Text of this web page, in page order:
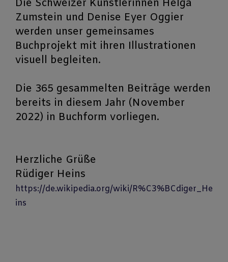
Die Schweizer Künstlerinnen Helga
Zumstein und Denise Eyer Oggier
werden unser gemeinsames
Buchprojekt mit ihren Illustrationen
visuell begleiten.
Die 365 gesammelten Beiträge werden
bereits in diesem Jahr (November
2022) in Buchform vorliegen.
Herzliche Grüße
Rüdiger Heins
https://de.wikipedia.org/wiki/R%C3%BCdiger_He
ins